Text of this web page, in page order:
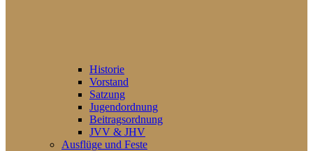
Historie
Vorstand
Satzung
Jugendordnung
Beitragsordnung
JVV & JHV
Ausflüge und Feste